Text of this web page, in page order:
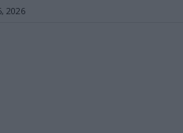
2026